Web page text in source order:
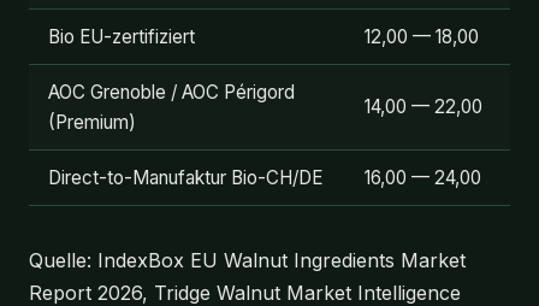
Bio EU-zertifiziert 12,00 — 18,00
AOC Grenoble / AOC Périgord
(Premium)
14,00 — 22,00
Direct-to-Manufaktur Bio-CH/DE 16,00 — 24,00
Quelle: IndexBox EU Walnut Ingredients Market
Report 2026, Tridge Walnut Market Intelligence